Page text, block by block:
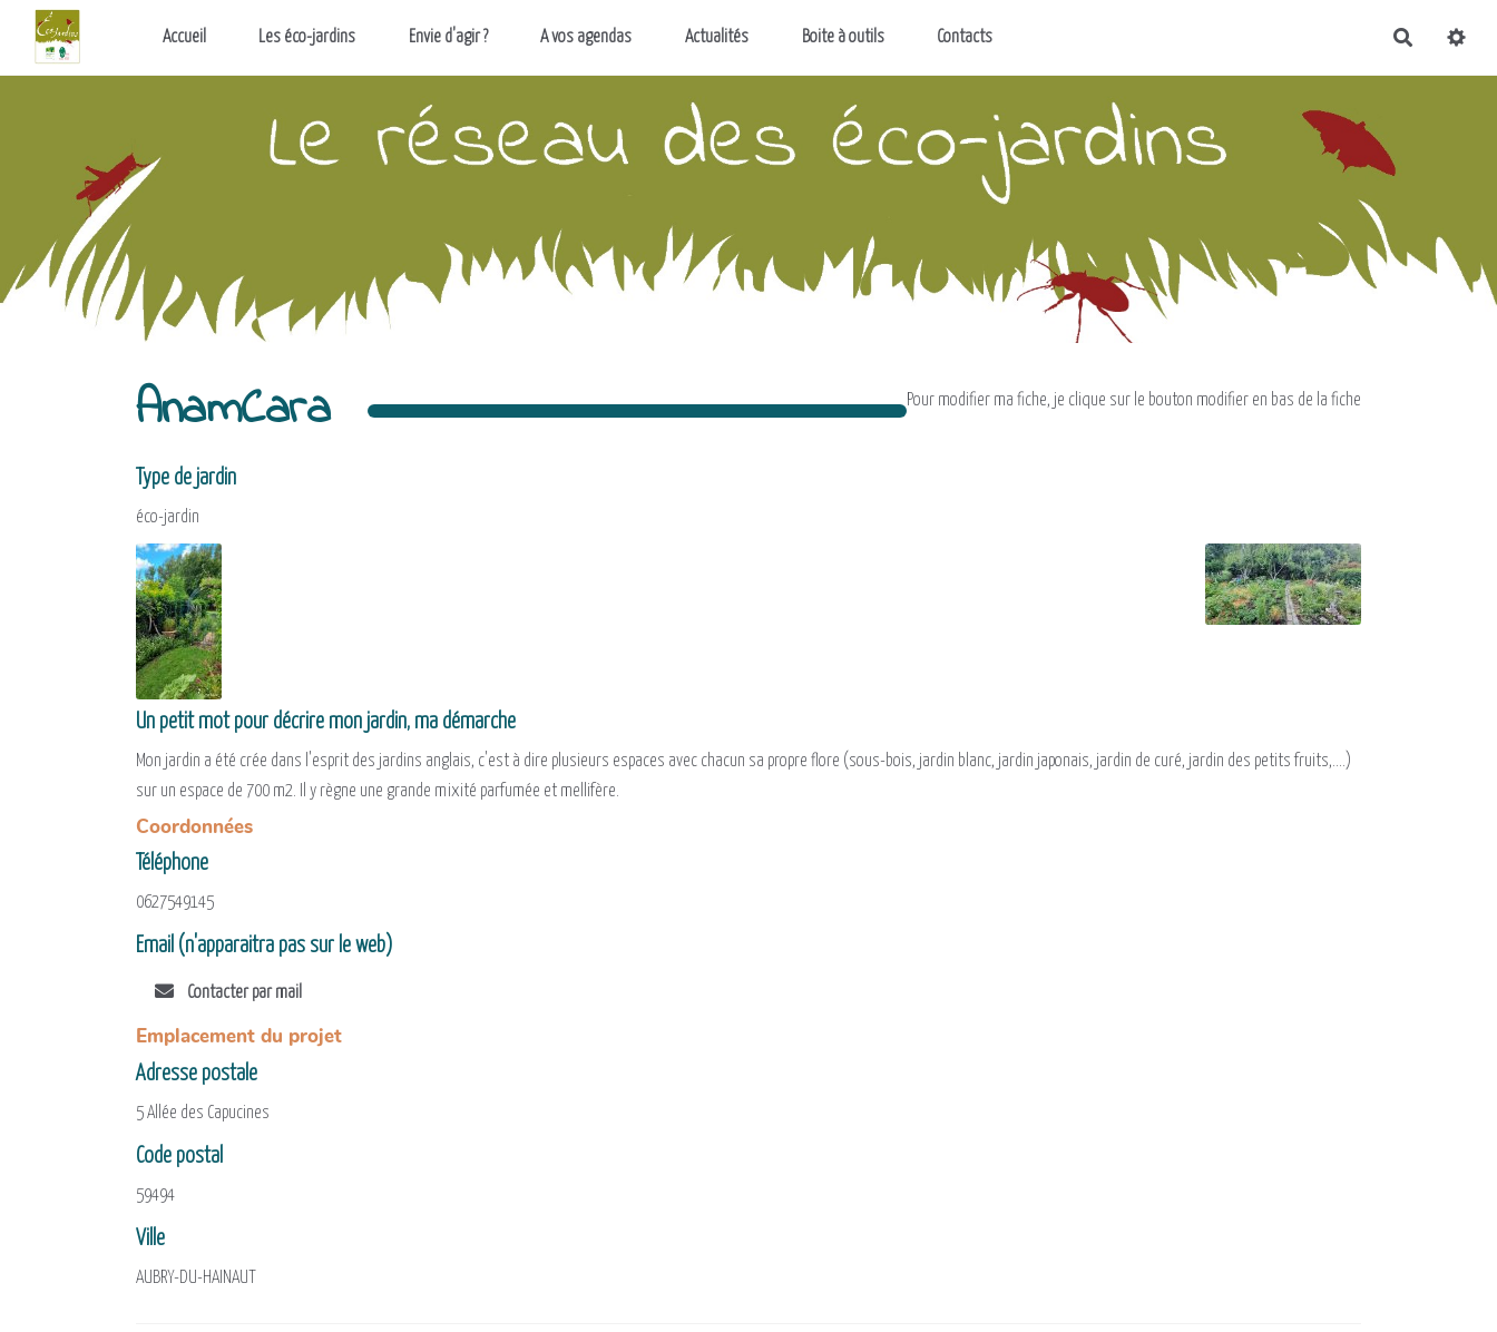
Aller au contenu principal
Accueil Les éco-jardins Envie d'agir ? A vos agendas Actualités Boite à outils Contacts
Pour modifier ma fiche, je clique sur le bouton modifier en bas de la fiche
AnamCara
Type de jardin
éco-jardin
Un petit mot pour décrire mon jardin, ma démarche
Mon jardin a été crée dans l'esprit des jardins anglais, c'est à dire plusieurs espaces avec chacun sa propre flore (sous-bois, jardin blanc, jardin japonais, jardin de curé, jardin des petits fruits,....)
sur un espace de 700 m2. Il y règne une grande mixité parfumée et mellifère.
Coordonnées
Téléphone
0627549145
Email (n'apparaitra pas sur le web)
Contacter par mail
Emplacement du projet
Adresse postale
5 Allée des Capucines
Code postal
59494
Ville
AUBRY-DU-HAINAUT